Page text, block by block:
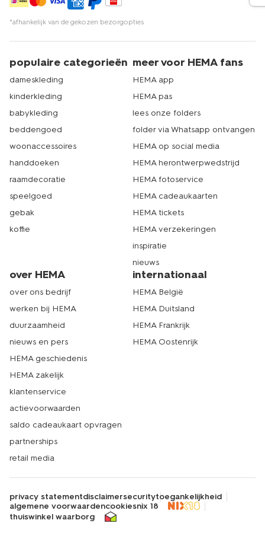
*afhankelijk van de gekozen bezorgopties
populaire categorieën
dameskleding
kinderkleding
babykleding
beddengoed
woonaccessoires
handdoeken
raamdecoratie
speelgoed
gebak
koffie
meer voor HEMA fans
HEMA app
HEMA pas
lees onze folders
folder via Whatsapp ontvangen
HEMA op social media
HEMA herontwerpwedstrijd
HEMA fotoservice
HEMA cadeaukaarten
HEMA tickets
HEMA verzekeringen
inspiratie
nieuws
over HEMA
over ons bedrijf
werken bij HEMA
duurzaamheid
nieuws en pers
HEMA geschiedenis
HEMA zakelijk
klantenservice
actievoorwaarden
saldo cadeaukaart opvragen
partnerships
retail media
internationaal
HEMA België
HEMA Duitsland
HEMA Frankrijk
HEMA Oostenrijk
privacy statementdisclaimersecuritytoegankelijkheid
algemene voorwaardencookiesnix 18
thuiswinkel waarborg